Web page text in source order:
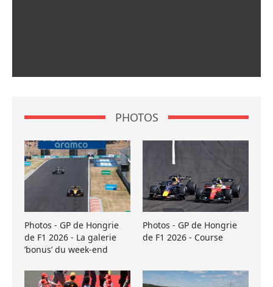
PHOTOS
Photos - GP de Hongrie
de F1 2026 - La galerie
’bonus’ du week-end
Photos - GP de Hongrie
de F1 2026 - Course